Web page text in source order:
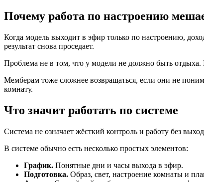
Почему работа по настроению
Когда модель выходит в эфир только по настроению,
результат снова проседает.
Проблема не в том, что у модели не должно быть отдыха.
Мемберам тоже сложнее возвращаться, если они не
комнату.
Что значит работать по системе
Система не означает жёсткий контроль и работу без
В системе обычно есть несколько простых элементов:
График. Понятные дни и часы выхода в эфир.
Подготовка. Образ, свет, настроение комнаты и